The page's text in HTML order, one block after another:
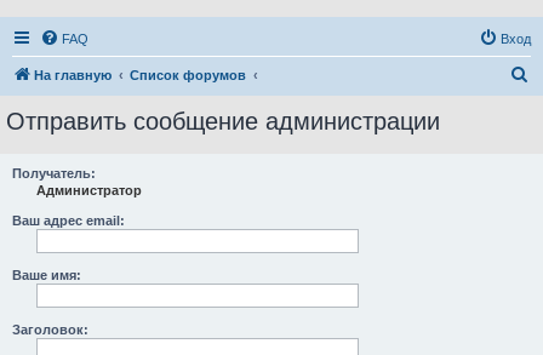
FAQ Вход
На главную Список форумов
Отправить сообщение администрации
Получатель:
Администратор
Ваш адрес email:
Ваше имя:
Заголовок: